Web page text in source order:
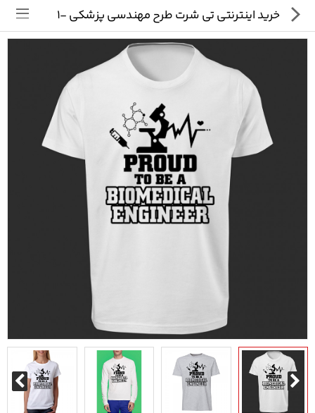
خرید اینترنتی تی شرت طرح مهندسی پزشکی -1
تی شرت
ماگ
پیکسل
سایر محصولات